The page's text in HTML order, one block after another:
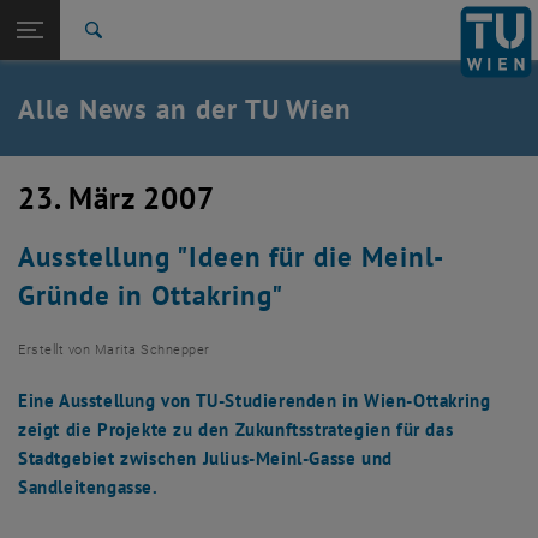
TU Login
Quicklinks
Quicklinks-Menü umschalten
Studium
Karriere
Zurück: Subseiten von TU Wien Startseite auflisten
Zurück zur letzten Ebene:
TU Wien Startseite
Übersicht
Alle News an der TU Wien
23. März 2007
Ausstellung "Ideen für die Meinl-
Gründe in Ottakring"
Erstellt von Marita Schnepper
Eine Ausstellung von TU-Studierenden in Wien-Ottakring
zeigt die Projekte zu den Zukunftsstrategien für das
Stadtgebiet zwischen Julius-Meinl-Gasse und
Sandleitengasse.